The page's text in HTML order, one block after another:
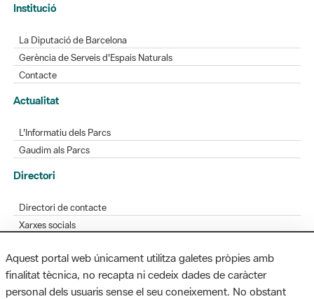
Gerència de Serveis d'Espais Naturals
Actualitat
L'Informatiu dels Parcs
Gaudim als Parcs
Directori de contacte
Xarxes socials
Bústia de suggeriments
Opineu sobre els parcs
MAPA WEB AVÍS LEGAL ACCESSIBILITAT
Aquest portal web únicament utilitza galetes pròpies amb
finalitat tècnica, no recapta ni cedeix dades de caràcter
personal dels usuaris sense el seu coneixement. No obstant